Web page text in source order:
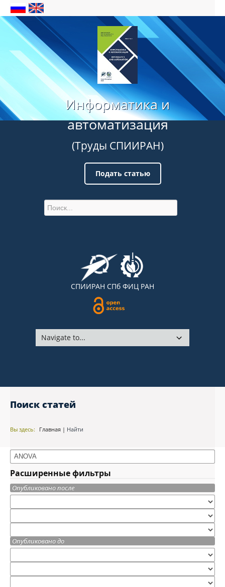
Информатика и
автоматизация
(Труды СПИИРАН)
Подать статью
СПИИРАН СПб ФИЦ РАН
Поиск статей
Вы здесь: Главная | Найти
Расширенные фильтры
Опубликовано после
Опубликовано до